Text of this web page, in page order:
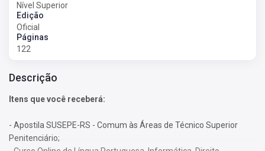
Nível Superior
Edição
Oficial
Páginas
122
Descrição
Itens que você receberá:
- Apostila SUSEPE-RS - Comum às Áreas de Técnico Superior
Penitenciário;